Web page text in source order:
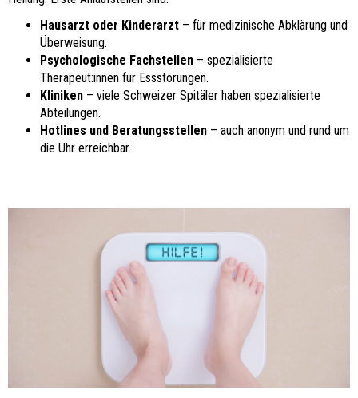
Hausarzt oder Kinderarzt – für medizinische Abklärung und
Überweisung.
Psychologische Fachstellen – spezialisierte
Therapeut:innen für Essstörungen.
Kliniken – viele Schweizer Spitäler haben spezialisierte
Abteilungen.
Hotlines und Beratungsstellen – auch anonym und rund um
die Uhr erreichbar.